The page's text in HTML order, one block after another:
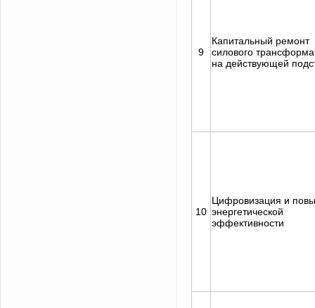
9
Капитальный ремонт
силового
на действующей
10
Цифровизация и
энергетической
эффективности